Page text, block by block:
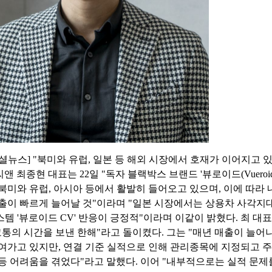
뉴스] "북미와 유럽, 일본 등 해외 시장에서 호재가 이어지고
앤 최종현 대표는 22일 "독자 블랙박스 브랜드 '뷰로이드
미와 유럽, 아시아 등에서 활발히 들어오고 있으며, 이에 따라
이 빠르게 늘어날 것"이라며 "일본 시장에서는 상용차 사각지
템 '뷰로이드 CV' 반응이 긍정적"이라며 이같이 밝혔다. 최 대
의 시간을 보낸 한해"라고 돌이켰다. 그는 "매년 매출이 늘어
가고 있지만, 연결 기준 실적으로 인해 관리종목에 지정되고
어려움을 겪었다"라고 말했다. 이어 "내부적으로는 실적 문제